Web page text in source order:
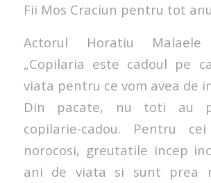
Fii Mos Craciun pentru tot
Actorul Horatiu
„Copilaria este cadoul pe
viata pentru ce vom avea de
Din pacate, nu toti au
copilarie-cadou. Pentru
norocosi, greutatile incep
ani de viata si sunt prea